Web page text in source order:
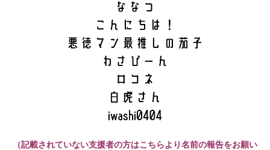
（記載されていない支援者の方はこちらより名前の報告をお願い